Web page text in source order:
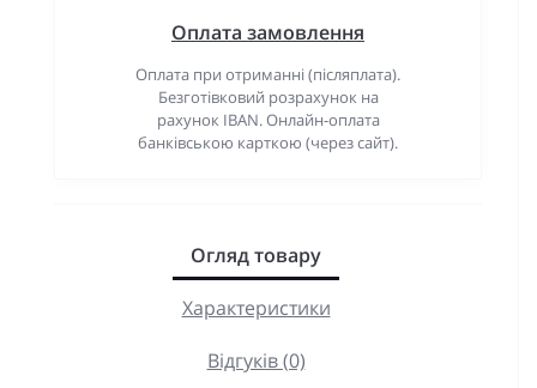
Оплата замовлення
Оплата при отриманні (післяплата).
Безготівковий розрахунок на
рахунок IBAN. Онлайн-оплата
банківською карткою (через сайт).
Огляд товару
Характеристики
Відгуків (0)